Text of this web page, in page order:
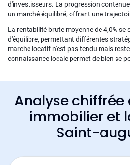
d'investisseurs. La progression
un marché équilibré, offrant une
La rentabilité brute moyenne de 4,0% se
d'équilibre, permettant différentes
marché locatif n'est pas tendu mais
connaissance locale permet de bien se
Analyse
immobilier et
Saint-